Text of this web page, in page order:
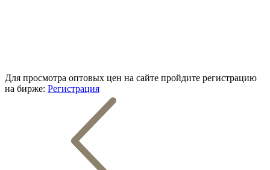
Для просмотра оптовых цен на сайте пройдите регистрацию
на бирже: Регистрация